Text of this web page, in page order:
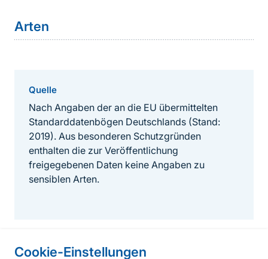
Cookie-Einstellungen
Arten
Quelle
Nach Angaben der an die EU übermittelten
Standarddatenbögen Deutschlands (Stand:
2019). Aus besonderen Schutzgründen
enthalten die zur Veröffentlichung
freigegebenen Daten keine Angaben zu
sensiblen Arten.